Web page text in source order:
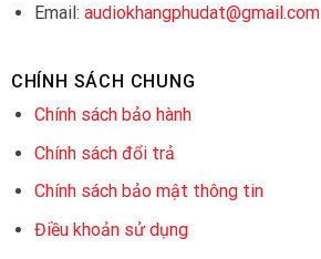
Email: audiokhangphudat@gmail.com
CHÍNH SÁCH CHUNG
Chính sách bảo hành
Chính sách đổi trả
Chính sách bảo mật thông tin
Điều khoản sử dụng